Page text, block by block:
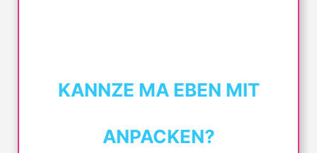
KANNZE MA EBEN MIT
ANPACKEN?